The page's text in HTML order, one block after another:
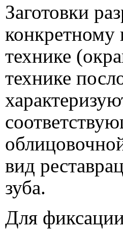
Заготовки
конкретному
технике
технике
вид
зуба.
Для